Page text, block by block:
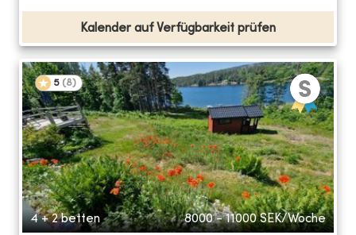
Kalender auf Verfügbarkeit prüfen
5 (8)
4 + 2 betten 8000 - 11000 SEK/Woche